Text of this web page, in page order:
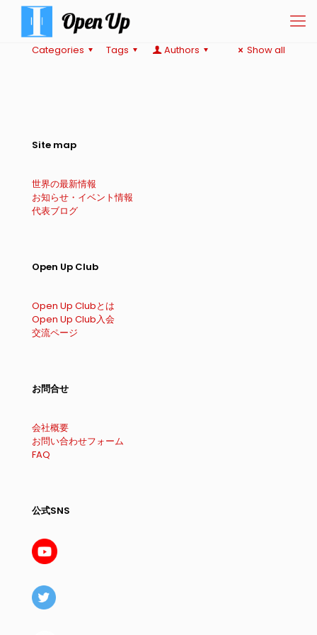
Categories Tags Authors Show all
Site map
世界の最新情報
お知らせ・イベント情報
代表ブログ
Open Up Club
Open Up Clubとは
Open Up Club入会
交流ページ
お問合せ
会社概要
お問い合わせフォーム
FAQ
公式SNS